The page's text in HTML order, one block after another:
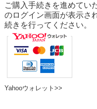
ご購入手続きを進めてい
のログイン画面が表示さ
続きを行ってください。
Yahooウォレット>>